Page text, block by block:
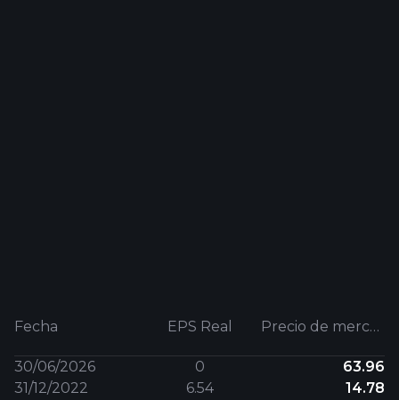
Fecha EPS Real Precio de mercado
30/06/2026 0
63.96
31/12/2022
6.54
14.78